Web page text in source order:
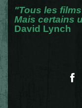
"Tous les
Mais certains
David Lynch